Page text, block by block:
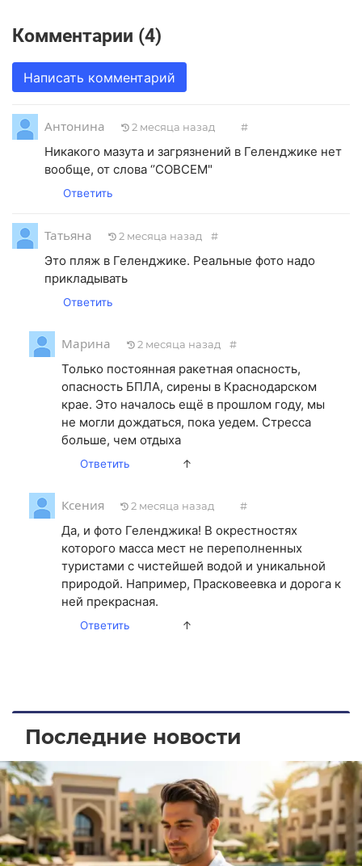
Комментарии (4)
Написать комментарий
Антонина 2 месяца назад #
Никакого мазута и загрязнений в Геленджике нет
вообще, от слова ‘’СОВСЕМ"
Ответить
Татьяна 2 месяца назад #
Это пляж в Геленджике. Реальные фото надо
прикладывать
Ответить
Марина 2 месяца назад #
Только постоянная ракетная опасность,
опасность БПЛА, сирены в Краснодарском
крае. Это началось ещё в прошлом году, мы
не могли дождаться, пока уедем. Стресса
больше, чем отдыха
Ответить ↑
Ксения 2 месяца назад #
Да, и фото Геленджика! В окрестностях
которого масса мест не переполненных
туристами с чистейшей водой и уникальной
природой. Например, Прасковеевка и дорога к
ней прекрасная.
Ответить ↑
Последние новости